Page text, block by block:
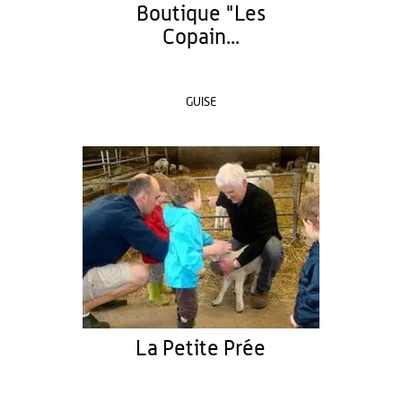
Boutique "Les
Copain...
GUISE
La Petite Prée